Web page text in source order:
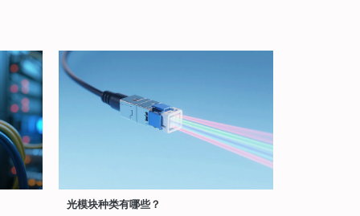
光模块种类有哪些？